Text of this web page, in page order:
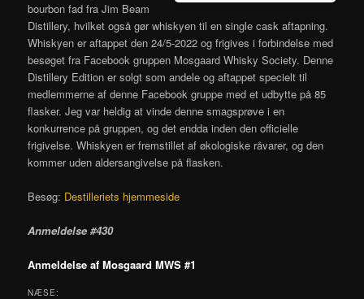
bourbon fad fra Jim Beam
Distillery, hvilket også gør whiskyen til en single cask aftapning.
Whiskyen er aftappet den 24/5-2022 og frigives i forbindelse med
besøget fra Facebook gruppen Mosgaard Whisky Society. Denne
Distillery Edition er solgt som andele og aftappet specielt til
medlemmerne af denne Facebook gruppe med et udbytte på 85
flasker. Jeg var heldig at vinde denne smagsprøve i en
konkurrence på gruppen, og det endda inden den officielle
frigivelse.Whiskyen er fremstillet af økologiske råvarer, og den
kommer uden aldersangivelse på flasken.
Besøg: Destilleriets hjemmeside
Anmeldelse #430
Anmeldelse af Mosgaard MWS #1
NÆSE: